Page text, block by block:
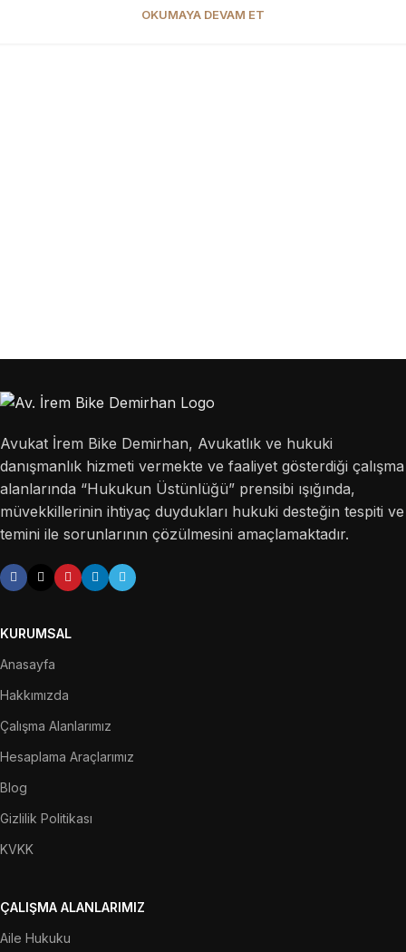
OKUMAYA DEVAM ET
Avukat İrem Bike Demirhan, Avukatlık ve hukuki
danışmanlık hizmeti vermekte ve faaliyet gösterdiği çalışma
alanlarında “Hukukun Üstünlüğü” prensibi ışığında,
müvekkillerinin ihtiyaç duydukları hukuki desteğin tespiti ve
temini ile sorunlarının çözülmesini amaçlamaktadır.
KURUMSAL
Anasayfa
Hakkımızda
Çalışma Alanlarımız
Hesaplama Araçlarımız
Blog
Gizlilik Politikası
KVKK
ÇALIŞMA ALANLARIMIZ
Aile Hukuku